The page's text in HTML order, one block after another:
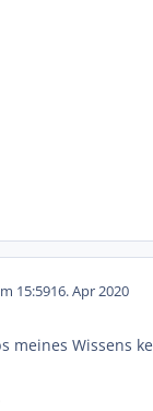
15:5916. Apr 2020
meines Wissens